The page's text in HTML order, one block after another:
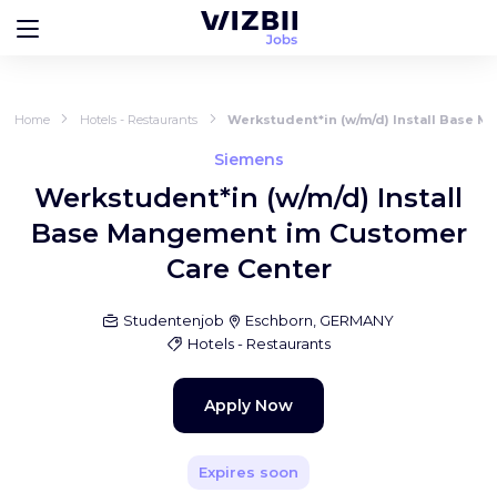
Home Hotels - Restaurants Werkstudent*in (w/m/d) Install Base
Siemens
Werkstudent*in (w/m/d) Install
Base Mangement im Customer
Care Center
Studentenjob
Eschborn, GERMANY
Hotels - Restaurants
Apply Now
Expires soon